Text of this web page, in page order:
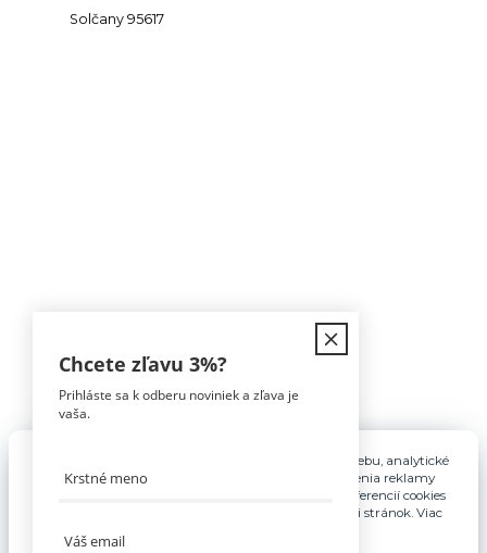
Solčany 95617
Tomáš Hula
Pre základnú funkčnosť, spríjemnenie používania webu, analytické
účely a v prípade udelenia súhlasu aj na účely cielenia reklamy
využívame súbory cookies. Nastavenie vlastných preferencií cookies
môžete kedykoľvek upraviť odkazom v spodnej časti stránok. Viac
Chcete zľavu 3%?
Prihláste sa k odberu noviniek a zľava je
vaša.